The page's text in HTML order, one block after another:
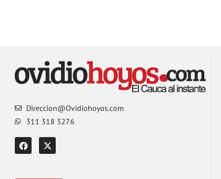
Direccion@Ovidiohoyos.com
311 318 3276